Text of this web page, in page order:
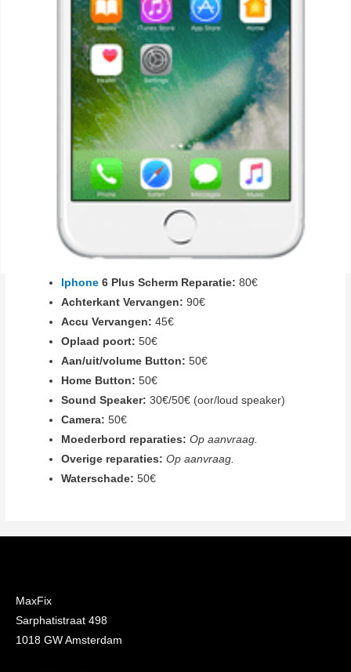
Iphone6 Plus Scherm Reparatie: 80€
Achterkant Vervangen: 90€
Accu Vervangen: 45€
Oplaad poort: 50€
Aan/uit/volume Button: 50€
Home Button: 50€
Sound Speaker: 30€/50€ (oor/loud speaker)
Camera: 50€
Moederbord reparaties: Op aanvraag.
Overige reparaties: Op aanvraag.
Waterschade: 50€
MaxFix
Sarphatistraat 498
1018 GW Amsterdam